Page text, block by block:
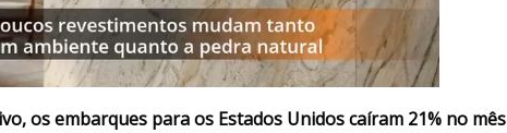
os embarques para os Estados Unidos caíram 21% no mês